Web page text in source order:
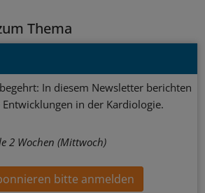
Thema
In diesem Newsletter berichten
in der Kardiologie.
2 Wochen (Mittwoch)
bitte anmelden